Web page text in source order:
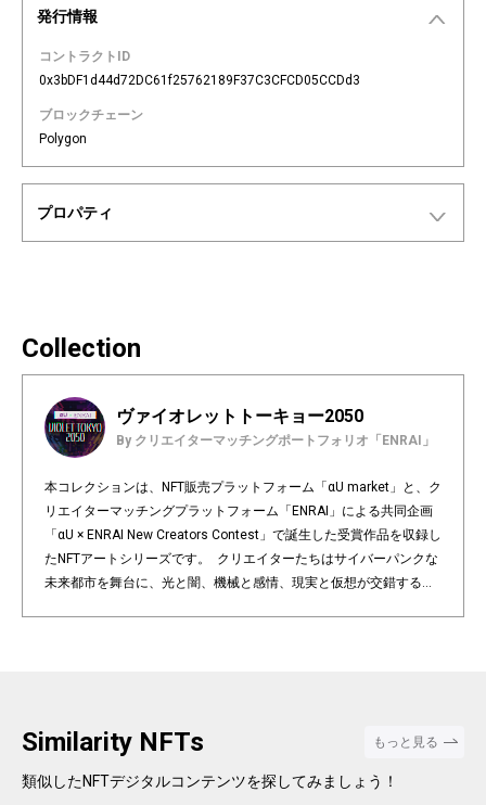
発行情報
コントラクトID
0x3bDF1d44d72DC61f25762189F37C3CFCD05CCDd3
ブロックチェーン
Polygon
プロパティ
Collection
ヴァイオレットトーキョー2050
By クリエイターマッチングポートフォリオ「ENRAI」
本コレクションは、NFT販売プラットフォーム「αU market」と、ク
リエイターマッチングプラットフォーム「ENRAI」による共同企画
「αU × ENRAI New Creators Contest」で誕生した受賞作品を収録し
たNFTアートシリーズです。 クリエイターたちはサイバーパンクな
未来都市を舞台に、光と闇、機械と感情、現実と仮想が交錯する新
ひ“未来のトーキョー”を体感してください。
Similarity NFTs もっと見る
類似したNFTデジタルコンテンツを探してみましょう！